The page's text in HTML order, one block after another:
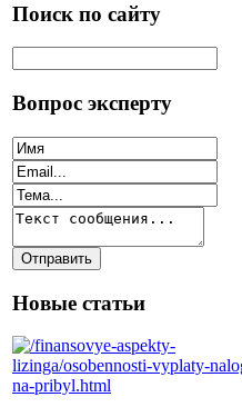
Поиск по сайту
Вопрос эксперту
Новые статьи